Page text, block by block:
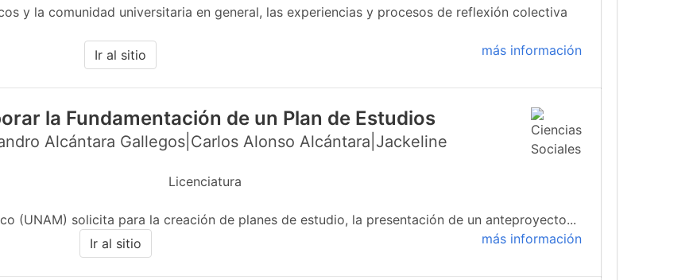
y la comunidad universitaria en general, las experiencias y procesos de reflexión colectiva
más información
Ir al sitio
la Fundamentación de un Plan de Estudios
Alcántara Gallegos|Carlos Alonso Alcántara|Jackeline
Licenciatura
(UNAM) solicita para la creación de planes de estudio, la presentación de un anteproyecto...
más información
Ir al sitio